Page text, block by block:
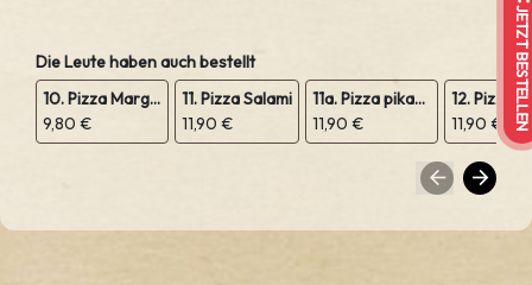
Die Leute haben auch bestellt
10. Pizza Margeritha
9,80 €
11. Pizza Salami
11,90 €
11a. Pizza pikant Peperoniwurst
11,90 €
11,90 € JETZT BESTELLEN